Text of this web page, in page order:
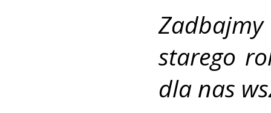
starego
dla nas